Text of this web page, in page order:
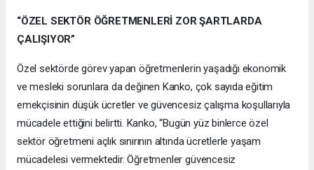
“ÖZEL SEKTÖR ÖĞRETMENLERİ ZOR ŞARTLARDA
ÇALIŞIYOR”
Özel sektörde görev yapan öğretmenlerin yaşadığı ekonomik
ve mesleki sorunlara da değinen Kanko, çok sayıda eğitim
emekçisinin düşük ücretler ve güvencesiz çalışma koşullarıyla
mücadele ettiğini belirtti. Kanko, “Bugün yüz binlerce özel
sektör öğretmeni açlık sınırının altında ücretlerle yaşam
mücadelesi vermektedir. Öğretmenler güvencesiz